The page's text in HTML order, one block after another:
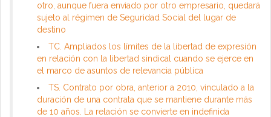
otro, aunque fuera enviado por otro empresario, quedará
sujeto al régimen de Seguridad Social del lugar de
destino
TC. Ampliados los límites de la libertad de expresión
en relación con la libertad sindical cuando se ejerce en
el marco de asuntos de relevancia pública
TS. Contrato por obra, anterior a 2010, vinculado a la
duración de una contrata que se mantiene durante más
de 10 años. La relación se convierte en indefinida